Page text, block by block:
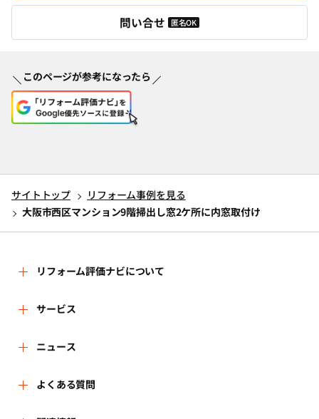
問い合せ 匿名OK
このページが参考になったら
サイトトップ
リフォーム事例を見る
大阪市西区マンション9階掃出し窓2ケ所に内窓取付け
リフォーム評価ナビについて
リフォーム評価ナビとは
運営体制
はじめての方へ
サービス
リフォーム会社を探す
リフォーム事例を見る
ニュース
新着情報
よくある質問